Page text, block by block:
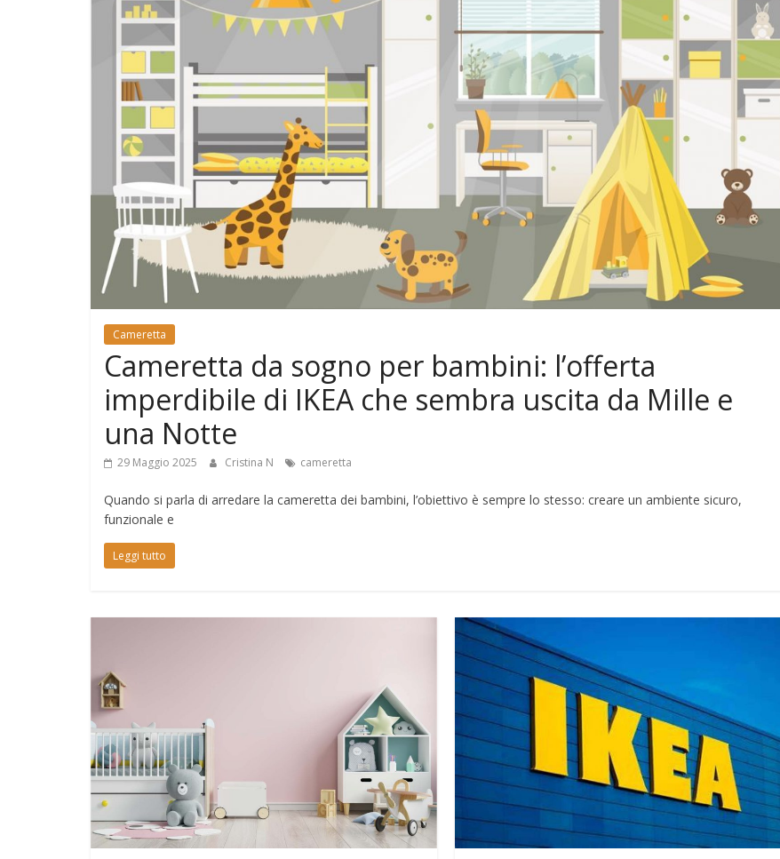
Mondo
Cameretta
Cameretta da sogno per bambini: l’offerta
imperdibile di IKEA che sembra uscita da Mille e
una Notte
29 Maggio 2025 Cristina N cameretta
Quando si parla di arredare la cameretta dei bambini, l’obiettivo è sempre lo stesso: creare un ambiente sicuro,
funzionale e
Leggi tutto